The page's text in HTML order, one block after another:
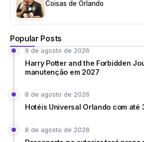
Coisas de Orlando
Popular Posts
9 de agosto de 2026
Harry Potter and the Forbidden
manutenção em 2027
8 de agosto de 2026
Hotéis Universal Orlando com até
8 de agosto de 2026